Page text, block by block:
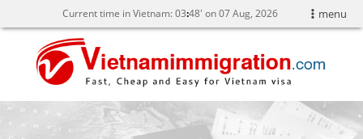
menu
Current time in Vietnam:03:48' on 07 Aug, 2026